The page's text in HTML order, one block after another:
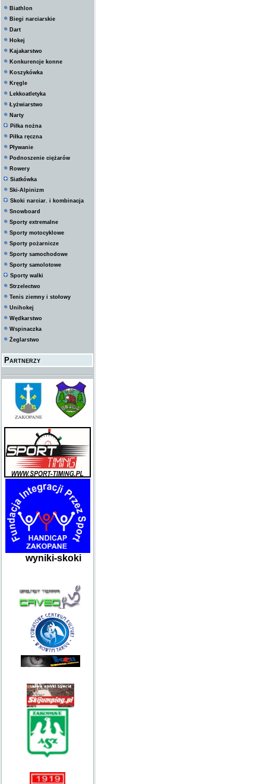
Biathlon
Biegi narciarskie
Dart
Hokej
Kajakarstwo
Konkurencje konne
Koszykówka
Kręgle
Lekkoatletyka
Łyżwiarstwo
Narty
Piłka nożna
Piłka ręczna
Pływanie
Podnoszenie ciężarów
Rowery
Siatkówka
Ski-Alpinizm
Skoki narciar. i kombinacja
Snowboard
Sporty extremalne
Sporty motocyklowe
Sporty pożarnicze
Sporty samochodowe
Sporty samolotowe
Sporty walki
Strzelectwo
Tenis ziemny i stołowy
Unihokej
Wędkarstwo
Wspinaczka
Żeglarstwo
Partnerzy
wyniki-skoki